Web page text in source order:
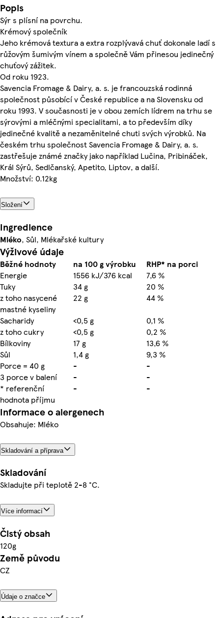
Popis
Sýr s plísní na povrchu.
Krémový společník
Jeho krémová textura a extra rozplývavá chuť dokonale ladí s
růžovým šumivým vínem a společně Vám přinesou jedinečný
chuťový zážitek.
Od roku 1923.
Savencia Fromage & Dairy, a. s. je francouzská rodinná
společnost působící v České republice a na Slovensku od
roku 1993. V současnosti je v obou zemích lídrem na trhu se
sýrovými a mléčnými specialitami, a to především díky
jedinečné kvalitě a nezaměnitelné chuti svých výrobků. Na
českém trhu společnost Savencia Fromage & Dairy, a. s.
zastřešuje známé značky jako například Lučina, Pribináček,
Král Sýrů, Sedlčanský, Apetito, Liptov, a další.
Množství: 0.12kg
Složení
Ingredience
Mléko, Sůl, Mlékařské kultury
Výživové údaje
Běžné hodnoty na 100 g výrobku
RHP* na porci
Energie
1556 kJ/376 kcal
7,6 %
Tuky
34 g
20 %
z toho nasycené
mastné kyseliny
22 g
44 %
Sacharidy
<0,5 g
0,1 %
z toho cukry
<0,5 g
0,2 %
Bílkoviny
17 g
13,6 %
Sůl
1,4 g
9,3 %
Porce = 40 g
-
-
3 porce v balení
-
-
* referenční
hodnota příjmu
- -
Informace o alergenech
Obsahuje: Mléko
Skladování a příprava
Skladování
Skladujte při teplotě 2-8 °C.
Více informací
Čistý obsah
120g
Země původu
CZ
Údaje o značce